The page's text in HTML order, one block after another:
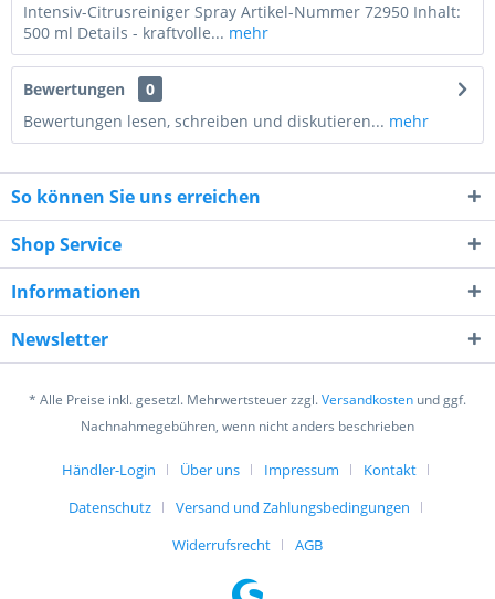
9 * 10 = ?
Ich habe dieDatenschutzerklärunggelesen,
verstanden und stimme zu. *
Intensiv-Citrusreiniger Spray Artikel-Nummer 72950 Inhalt:
500 ml Details - kraftvolle... mehr
Bewertungen
0
Bewertungen lesen, schreiben und diskutieren... mehr
So können Sie uns erreichen
Shop Service
Informationen
Newsletter
* Alle Preise inkl. gesetzl. Mehrwertsteuer zzgl.Versandkosten und ggf.
Nachnahmegebühren, wenn nicht anders beschrieben
Händler-Login Über uns Impressum
Kontakt
Datenschutz
Versand und Zahlungsbedingungen
Widerrufsrecht
AGB